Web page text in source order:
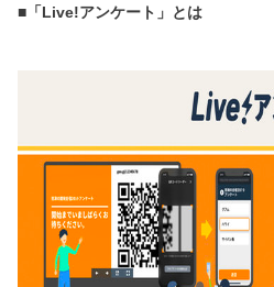
■「Live!アンケート」とは